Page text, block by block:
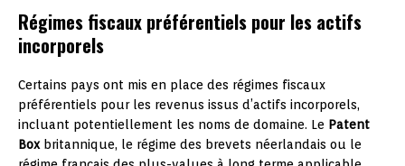
Régimes fiscaux préférentiels pour les actifs
incorporels
Certains pays ont mis en place des régimes fiscaux
préférentiels pour les revenus issus d’actifs incorporels,
incluant potentiellement les noms de domaine. Le Patent
Boxbritannique, le régime des brevets néerlandais ou le